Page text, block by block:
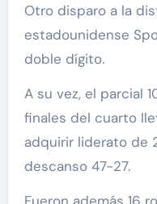
Otro disparo a la
estadounidense
doble dígito.
A su vez, el parcial
finales del cuarto
adquirir liderato de
descanso 47-27.